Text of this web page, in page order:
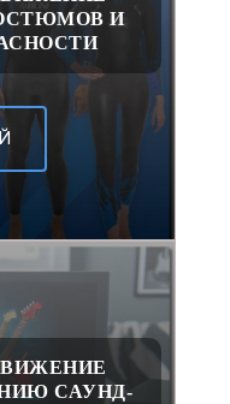
И
САУНД-